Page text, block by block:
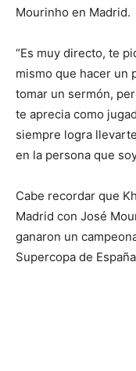
Mourinho en Madrid.
“Es muy directo, te
mismo que hacer un
tomar un sermón,
te aprecia como
siempre logra
en la persona que
Cabe recordar que
Madrid con José
ganaron un
Supercopa de